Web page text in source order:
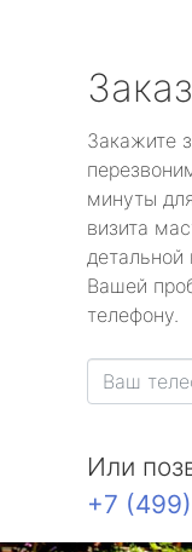
Закажите
минуты
визита
детальной
Вашей
телефону.
Или
+7